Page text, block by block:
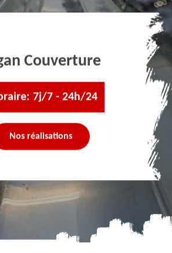
Couverture
7j/7 - 24h/24
Nos réalisations